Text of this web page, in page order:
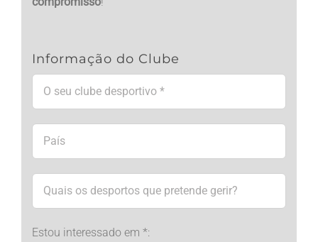
Informação do Clube
Estou interessado em *: